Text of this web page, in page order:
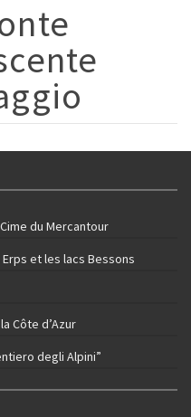
du Mercantour
et les lacs Bessons
Côte d’Azur
degli Alpini”